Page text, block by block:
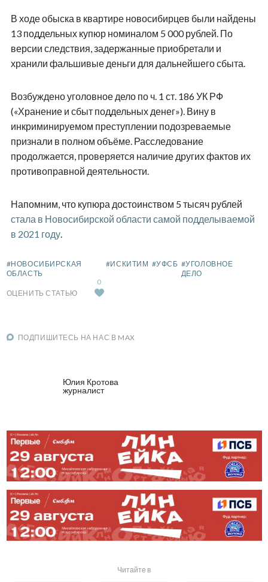
В ходе обыска в квартире новосибирцев были найдены
13 поддельных купюр номиналом 5 000 рублей. По
версии следствия, задержанные приобретали и
хранили фальшивые деньги для дальнейшего сбыта.
Возбуждено уголовное дело по ч. 1 ст. 186 УК РФ
(«Хранение и сбыт поддельных денег»). Вину в
инкриминируемом преступлении подозреваемые
признали в полном объёме. Расследование
продолжается, проверяется наличие других фактов их
противоправной деятельности.
Напомним, что купюра достоинством 5 тысяч рублей
стала в Новосибирской области самой подделываемой
в 2021 году.
#НОВОСИБИРСКАЯ
ОБЛАСТЬ
#ИСКИТИМ #УФСБ #УГОЛОВНОЕ
ДЕЛО
ОЦЕНИТЬ СТАТЬЮ
0
ПОДПИШИТЕСЬ НА НАС В MAX
Юлия Кротова
журналист
Читайте в